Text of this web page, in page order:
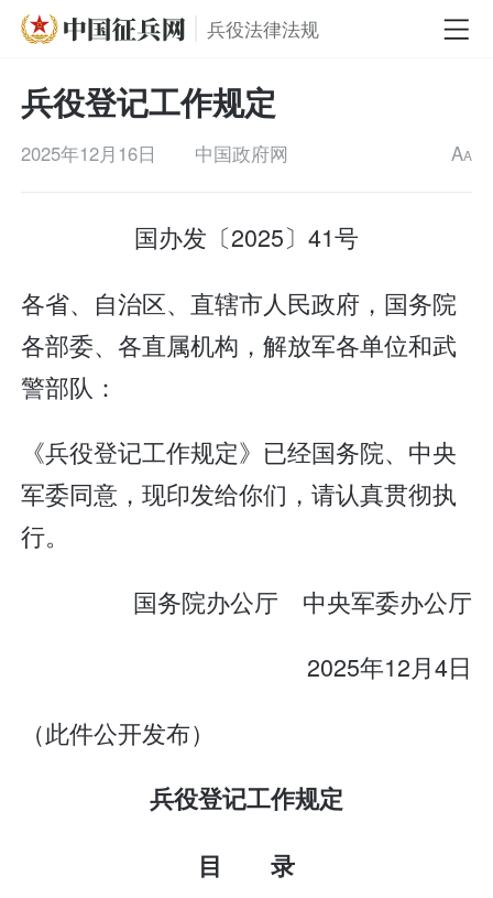
兵役法律法规
兵役登记工作规定
2025年12月16日 中国政府网 AA
国办发〔2025〕41号
各省、自治区、直辖市人民政府，国务院
各部委、各直属机构，解放军各单位和武
警部队：
《兵役登记工作规定》已经国务院、中央
军委同意，现印发给你们，请认真贯彻执
行。
国务院办公厅 中央军委办公厅
2025年12月4日
（此件公开发布）
兵役登记工作规定
目 录